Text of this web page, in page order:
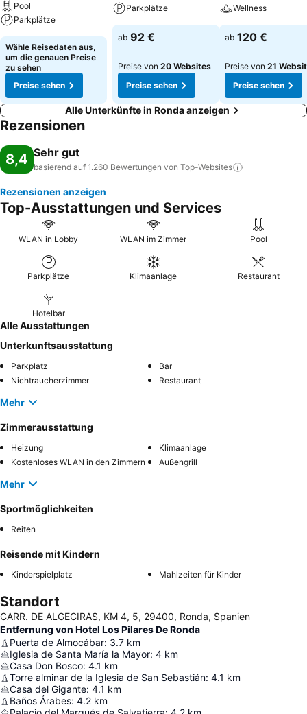
Pool
Parkplätze
Wähle Reisedaten aus,
um die genauen Preise
zu sehen
Preise sehen
Parkplätze
ab 92 €
Preise von 20 Websites
Preise sehen
Wellness
ab 120 €
Preise von 21
Preise sehen
Alle Unterkünfte in Ronda anzeigen
Rezensionen
8,4 Sehr gut
basierend auf 1.260 Bewertungen von Top-Websites
Rezensionen anzeigen
Top-Ausstattungen und Services
WLAN in Lobby WLAN im Zimmer Pool
Parkplätze Klimaanlage Restaurant
Hotelbar
Alle Ausstattungen
Unterkunftsausstattung
Parkplatz
Bar
Nichtraucherzimmer
Restaurant
Mehr
Zimmerausstattung
Heizung
Klimaanlage
Kostenloses WLAN in den Zimmern
Außengrill
Mehr
Sportmöglichkeiten
Reiten
Reisende mit Kindern
Kinderspielplatz Mahlzeiten für Kinder
Standort
CARR. DE ALGECIRAS, KM 4, 5, 29400, Ronda, Spanien
Entfernung von Hotel Los Pilares De Ronda
Puerta de Almocábar: 3.7 km
Iglesia de Santa María la Mayor: 4 km
Casa Don Bosco: 4.1 km
Torre alminar de la Iglesia de San Sebastián: 4.1 km
Casa del Gigante: 4.1 km
Baños Árabes: 4.2 km